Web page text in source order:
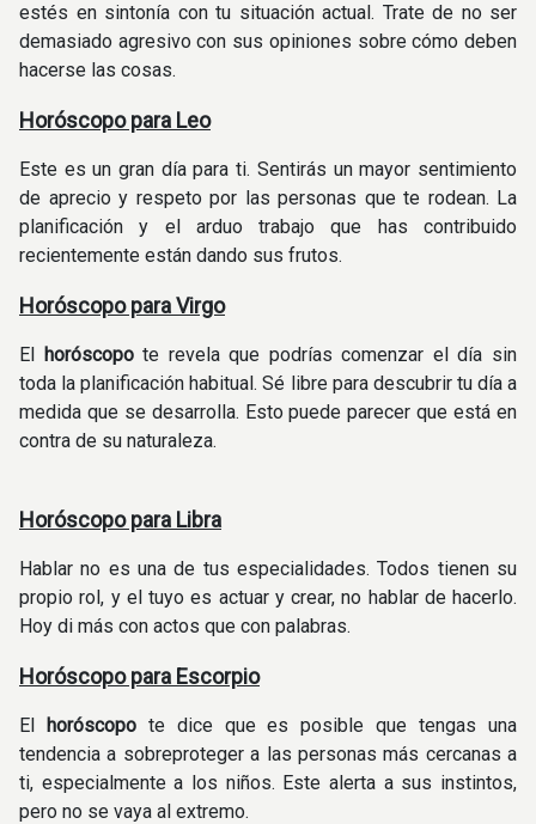
estés en sintonía con tu situación actual. Trate de no ser
demasiado agresivo con sus opiniones sobre cómo deben
hacerse las cosas.
Horóscopo para Leo
Este es un gran día para ti. Sentirás un mayor sentimiento
de aprecio y respeto por las personas que te rodean. La
planificación y el arduo trabajo que has contribuido
recientemente están dando sus frutos.
Horóscopo para Virgo
El horóscopote revela que podrías comenzar el día sin
toda la planificación habitual. Sé libre para descubrir tu día a
medida que se desarrolla. Esto puede parecer que está en
contra de su naturaleza.
Horóscopo para Libra
Hablar no es una de tus especialidades. Todos tienen su
propio rol, y el tuyo es actuar y crear, no hablar de hacerlo.
Hoy di más con actos que con palabras.
Horóscopo para Escorpio
El horóscopote dice que es posible que tengas una
tendencia a sobreproteger a las personas más cercanas a
ti, especialmente a los niños. Este alerta a sus instintos,
pero no se vaya al extremo.